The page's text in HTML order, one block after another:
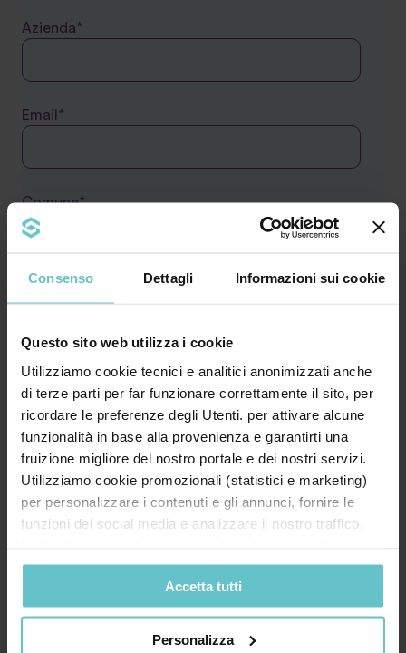
Consenso Dettagli Informazioni sui cookie
Questo sito web utilizza i cookie
Utilizziamo cookie tecnici e analitici anonimizzati anche
di terze parti per far funzionare correttamente il sito, per
ricordare le preferenze degli Utenti. per attivare alcune
funzionalità in base alla provenienza e garantirti una
fruizione migliore del nostro portale e dei nostri servizi.
Utilizziamo cookie promozionali (statistici e marketing)
per personalizzare i contenuti e gli annunci, fornire le
funzioni dei social media e analizzare il nostro traffico.
nostro sito ai nostri partner che si occupano di analisi dei
dati web, pubblicità e social media, i quali potrebbero
combinarle con altre informazioni che hai fornito loro o
che hanno raccolto in base al tuo utilizzo dei loro servizi.
Accetta tutti
Personalizza
Azienda*
Email*
Comune*
Telefono*
Il tuo messaggio
* Acconsento al trattamento dei miei dati
personali secondo quanto specificato nell'